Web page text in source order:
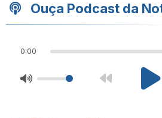
Ouça Podcast da
0:00